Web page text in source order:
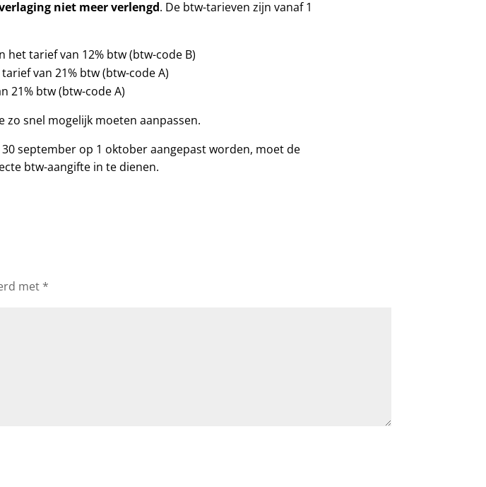
niet meer verlengd. De btw-tarieven zijn vanaf 1
tarief van 12% btw (btw-code B)
van 21% btw (btw-code A)
21% btw (btw-code A)
zo snel mogelijk moeten aanpassen.
september op 1 oktober aangepast worden, moet de
btw-aangifte in te dienen.
met *